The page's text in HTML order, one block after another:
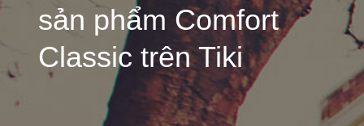
sản phẩm Comfort
Classic trên Tiki